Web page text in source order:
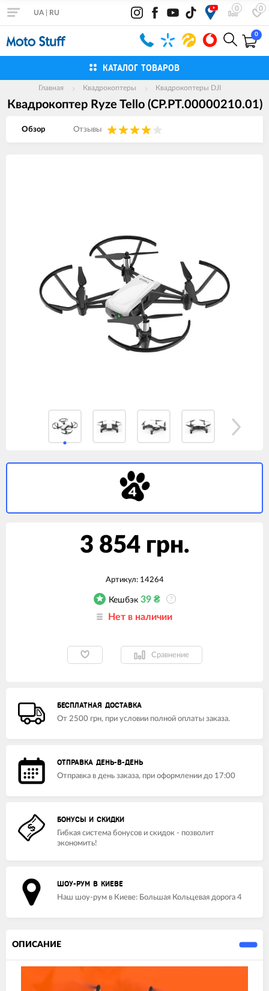
0 0
UA RU
0
КАТАЛОГ ТОВАРОВ
Главная Квадрокоптеры Квадрокоптеры DJI
Квадрокоптер Ryze Tello (CP.PT.00000210.01)
Обзор Отзывы
3 854 грн.
Артикул: 14264
Кешбэк 39₴ ?
Нет в наличии
Сравнение
БЕСПЛАТНАЯ ДОСТАВКА
От 2500 грн, при условии полной оплаты заказа.
ОТПРАВКА ДЕНЬ-В-ДЕНЬ
Отправка в день заказа, при оформлении до 17:00
БОНУСЫ И СКИДКИ
Гибкая система бонусов и скидок - позволит
экономить!
ШОУ-РУМ В КИЕВЕ
Наш шоу-рум в Киеве: Большая Кольцевая дорога 4
ОПИСАНИЕ